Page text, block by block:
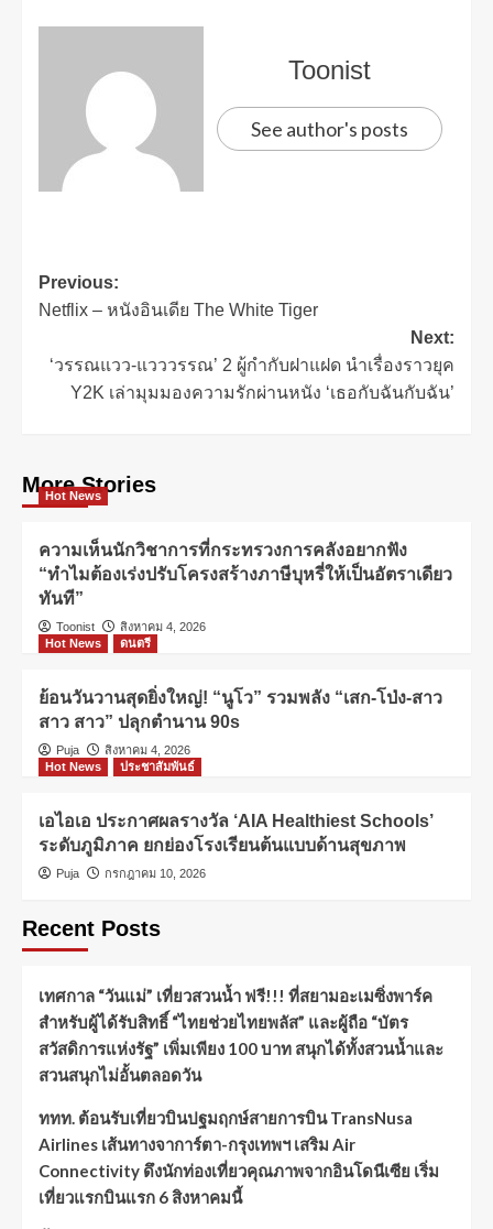
Toonist
See author's posts
Previous:
Netflix – หนังอินเดีย The White Tiger
Next:
‘วรรณแวว-แวววรรณ’ 2 ผู้กำกับฝาแฝด นำเรื่องราวยุค
Y2K เล่ามุมมองความรักผ่านหนัง ‘เธอกับฉันกับฉัน’
More Stories
Hot News
ความเห็นนักวิชาการที่กระทรวงการคลังอยากฟัง
“ทำไมต้องเร่งปรับโครงสร้างภาษีบุหรี่ให้เป็นอัตราเดียว
ทันที”
Toonist
สิงหาคม 4, 2026
Hot News
ดนตรี
ย้อนวันวานสุดยิ่งใหญ่! “นูโว” รวมพลัง “เสก-โป่ง-สาว
สาว สาว” ปลุกตำนาน 90s
Puja
สิงหาคม 4, 2026
Hot News
ประชาสัมพันธ์
เอไอเอ ประกาศผลรางวัล ‘AIA Healthiest Schools’
ระดับภูมิภาค ยกย่องโรงเรียนต้นแบบด้านสุขภาพ
Puja กรกฎาคม 10, 2026
Recent Posts
เทศกาล “วันแม่” เที่ยวสวนน้ำ ฟรี!!! ที่สยามอะเมซิ่งพาร์ค
สำหรับผู้ได้รับสิทธิ์ “ไทยช่วยไทยพลัส” และผู้ถือ “บัตร
สวัสดิการแห่งรัฐ” เพิ่มเพียง 100 บาท สนุกได้ทั้งสวนน้ำและ
สวนสนุกไม่อั้นตลอดวัน
ททท. ต้อนรับเที่ยวบินปฐมฤกษ์สายการบิน TransNusa
Airlines เส้นทางจาการ์ตา-กรุงเทพฯ เสริม Air
Connectivity ดึงนักท่องเที่ยวคุณภาพจากอินโดนีเซีย เริ่ม
เที่ยวแรกบินแรก 6 สิงหาคมนี้